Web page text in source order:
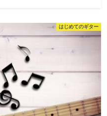
はじめてのギター